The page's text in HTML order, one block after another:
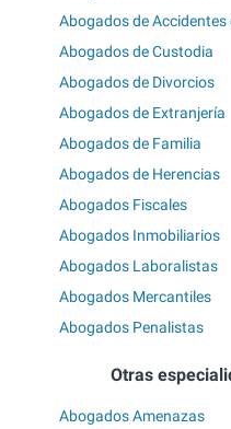
Abogados de Accidentes
Abogados de Custodia
Abogados de Divorcios
Abogados de Extranjería
Abogados de Familia
Abogados de Herencias
Abogados Fiscales
Abogados Inmobiliarios
Abogados Laboralistas
Abogados Mercantiles
Abogados Penalistas
Otras
Abogados Amenazas